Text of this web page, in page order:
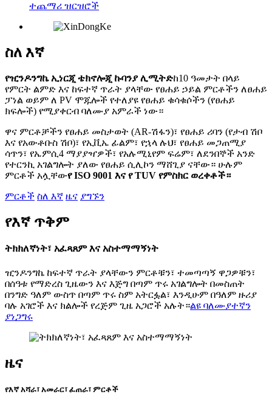
ተጨማሪ ዝርዝሮች
ስለ እኛ
የዢንዶንግኬ ኢነርጂ ቴክኖሎጂ ኩባንያ ሊሚትድከ10 ዓመታት በላይ
የምርት ልምድ እና ከፍተኛ ጥራት ያላቸው የፀሐይ ኃይል ምርቶችን ለፀሐይ
ፓነል ወይም ለ PV ሞጁሎች የተለያዩ የፀሐይ ቁሳቁሶችን (የፀሐይ
ክፍሎች) የሚያቀርብ ባለሙያ አምራች ነው።
ዋና ምርቶቻችን የፀሐይ መስታወት (AR-ሽፋን)፣ የፀሐይ ሪባን (የታብ ሽቦ
እና የአውቶቡስ ሽቦ)፣ የኢቪኤ ፊልም፣ የኋላ ሉህ፣ የፀሐይ መጋጠሚያ
ሳጥን፣ የኤምሲ4 ማያያዣዎች፣ የአሉሚኒየም ፍሬም፣ ለደንበኞች አንድ
የተርንኪ አገልግሎት ያለው የፀሐይ ሲሊኮን ማሸጊያ ናቸው። ሁሉም
ምርቶች አሏቸውየ ISO 9001 እና የ TUV የምስክር ወረቀቶች።
ምርቶች ስለ እኛ ዜና ያግኙን
የእኛ ጥቅም
ትክክለኛነት፣ አፈጻጸም እና አስተማማኝነት
ዢንዶንግኬ ከፍተኛ ጥራት ያላቸውን ምርቶቹን፣ ተመጣጣኝ ዋጋዎቹን፣
በሰዓቱ የማድረስ ጊዜውን እና እጅግ በጣም ጥሩ አገልግሎት በመስጠት
በንግድ ዓለም ውስጥ በጣም ጥሩ ስም አትርፏል፣ እንዲሁም በዓለም ዙሪያ
ባሉ አገሮች እና ክልሎች የረጅም ጊዜ አጋሮች አሉት።ልዩ ባለሙያተኛን
ያነጋግሩ
ዜና
የእኛ አሻራ፣ አመራር፣ ፈጠራ፣ ምርቶች